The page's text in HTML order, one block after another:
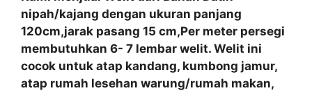
nipah/kajang dengan ukuran panjang
120cm,jarak pasang 15 cm,Per meter persegi
membutuhkan 6- 7 lembar welit. Welit ini
cocok untuk atap kandang, kumbong jamur,
atap rumah lesehan warung/rumah makan,